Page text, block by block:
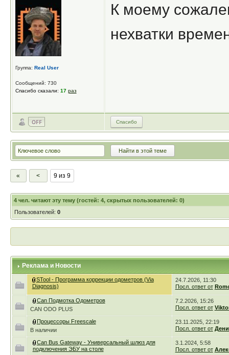
Группа: Real User
Сообщений: 730
Спасибо сказали: 17 раз
К моему
нехватки
Спасибо
« < 9 из 9
4чел. читают эту тему (гостей: 4, скрытых пользователей: 0)
Пользователей: 0
Реклама и Новости
STool - Программа коррекции одометров (Via
Diagnosis)
24.7.2026, 11:30
Посл. ответ от
Can Подмотка Одометров
CAN ODO PLUS
7.2.2026, 15:26
Посл. ответ от
Процессоры Freescale
В наличии
23.11.2025, 22:19
Посл. ответ от
Can Bus Gateway - Универсальный шлюз для
подключения ЭБУ на столе
3.1.2024, 5:58
Посл. ответ от